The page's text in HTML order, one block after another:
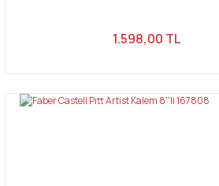
1.598,00 TL